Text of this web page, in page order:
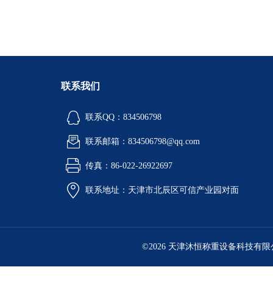
联系我们
联系QQ：834506798
联系邮箱：834506798@qq.com
传真：86-022-26922697
联系地址：天津市北辰区可信产业园对面
©2026 天津沐恒称重设备科技有